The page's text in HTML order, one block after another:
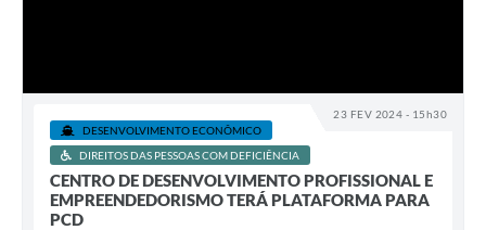
23 FEV 2024 - 15h30
DESENVOLVIMENTO ECONÔMICO
DIREITOS DAS PESSOAS COM DEFICIÊNCIA
CENTRO DE DESENVOLVIMENTO PROFISSIONAL E
EMPREENDEDORISMO TERÁ PLATAFORMA PARA
PCD